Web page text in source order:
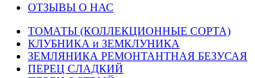
ОТЗЫВЫ О НАС
ТОМАТЫ (КОЛЛЕКЦИОННЫЕ СОРТА)
КЛУБНИКА и ЗЕМКЛУНИКА
ЗЕМЛЯНИКА РЕМОНТАНТНАЯ БЕЗУСАЯ
ПЕРЕЦ СЛАДКИЙ